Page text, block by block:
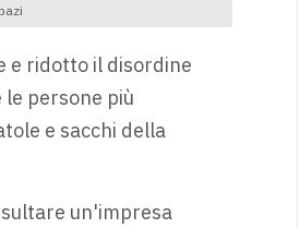
e ridotto il disordine
persone più
e sacchi della
un'impresa